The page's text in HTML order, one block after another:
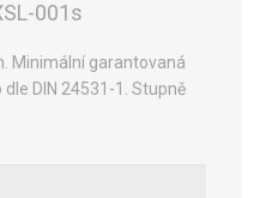
001s
Minimální garantovaná
DIN 24531-1. Stupně